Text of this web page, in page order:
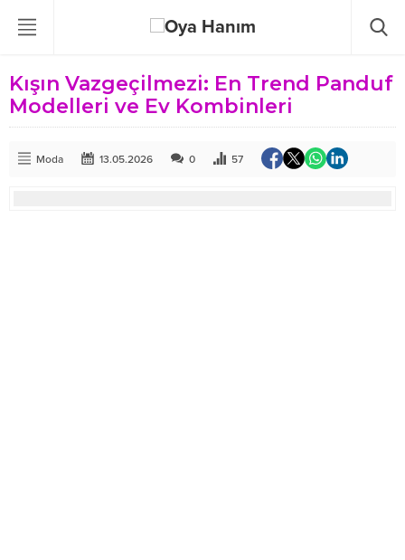
Kışın Vazgeçilmezi: En Trend Panduf
Modelleri ve Ev Kombinleri
Moda 13.05.2026 0 57